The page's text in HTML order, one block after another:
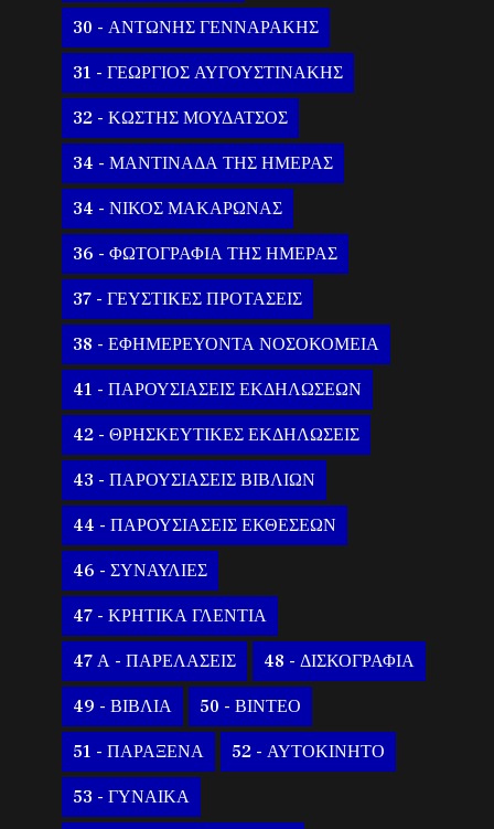
30 - ΑΝΤΩΝΗΣ ΓΕΝΝΑΡΑΚΗΣ
31 - ΓΕΩΡΓΙΟΣ ΑΥΓΟΥΣΤΙΝΑΚΗΣ
32 - ΚΩΣΤΗΣ ΜΟΥΔΑΤΣΟΣ
34 - ΜΑΝΤΙΝΑΔΑ ΤΗΣ ΗΜΕΡΑΣ
34 - ΝΙΚΟΣ ΜΑΚΑΡΩΝΑΣ
36 - ΦΩΤΟΓΡΑΦΙΑ ΤΗΣ ΗΜΕΡΑΣ
37 - ΓΕΥΣΤΙΚΕΣ ΠΡΟΤΑΣΕΙΣ
38 - ΕΦΗΜΕΡΕΥΟΝΤΑ ΝΟΣΟΚΟΜΕΙΑ
41 - ΠΑΡΟΥΣΙΑΣΕΙΣ ΕΚΔΗΛΩΣΕΩΝ
42 - ΘΡΗΣΚΕΥΤΙΚΕΣ ΕΚΔΗΛΩΣΕΙΣ
43 - ΠΑΡΟΥΣΙΑΣΕΙΣ ΒΙΒΛΙΩΝ
44 - ΠΑΡΟΥΣΙΑΣΕΙΣ ΕΚΘΕΣΕΩΝ
46 - ΣΥΝΑΥΛΙΕΣ
47 - ΚΡΗΤΙΚΑ ΓΛΕΝΤΙΑ
47 Α - ΠΑΡΕΛΑΣΕΙΣ 48 - ΔΙΣΚΟΓΡΑΦΙΑ
49 - ΒΙΒΛΙΑ 50 - ΒΙΝΤΕΟ
51 - ΠΑΡΑΞΕΝΑ 52 - ΑΥΤΟΚΙΝΗΤΟ
53 - ΓΥΝΑΙΚΑ